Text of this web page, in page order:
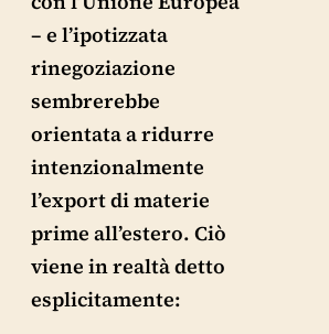
– e l’ipotizzata
rinegoziazione
sembrerebbe
orientata a ridurre
intenzionalmente
l’export di materie
prime all’estero. Ciò
viene in realtà detto
esplicitamente: